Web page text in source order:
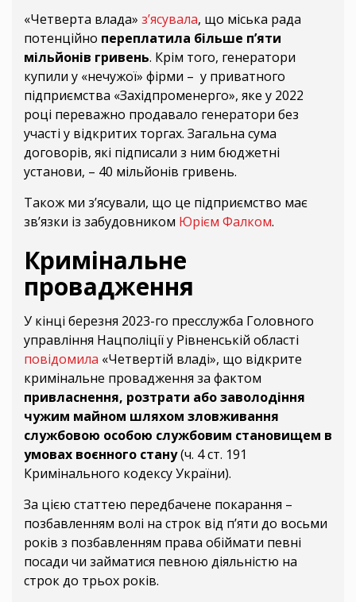
«Четверта влада» з’ясувала, що міська рада
потенційно переплатила більше п’яти
мільйонів гривень. Крім того, генератори
купили у «нечужої» фірми – у приватного
підприємства «Західпроменерго», яке у 2022
році переважно продавало генератори без
участі у відкритих торгах. Загальна сума
договорів, які підписали з ним бюджетні
установи, – 40 мільйонів гривень.
Також ми з’ясували, що це підприємство має
зв’язки із забудовником Юрієм Фалком.
Кримінальне
провадження
У кінці березня 2023-го пресслужба Головного
управління Нацполіції у Рівненській області
повідомила «Четвертій владі», що відкрите
кримінальне провадження за фактом
привласнення, розтрати або заволодіння
чужим майном шляхом зловживання
службовою особою службовим становищем в
умовах воєнного стану(ч. 4 ст. 191
Кримінального кодексу України).
За цією статтею передбачене покарання –
позбавленням волі на строк від п’яти до восьми
років з позбавленням права обіймати певні
посади чи займатися певною діяльністю на
строк до трьох років.